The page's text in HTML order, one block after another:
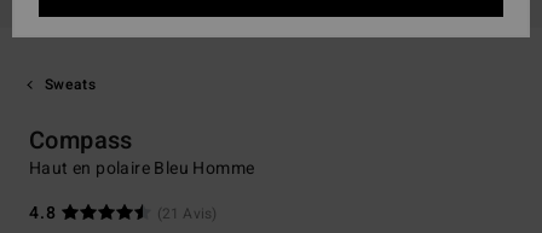
Sweats
Compass
Haut en polaire Bleu Homme
4.8
(21 Avis)